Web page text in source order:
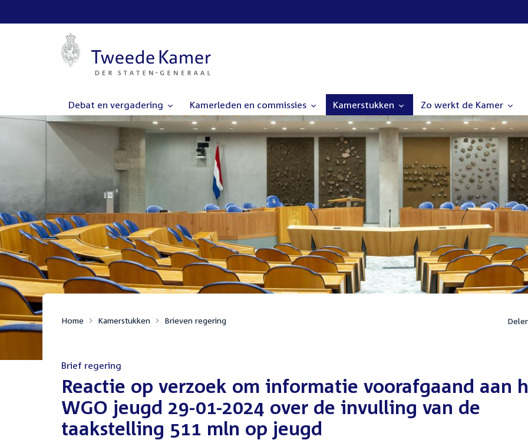
Debat en vergadering Kamerleden en commissies Kamerstukken Zo werkt de Kamer
Home Kamerstukken Brieven regering
Brief regering
:Reactie op verzoek om informatie voorafgaand aan
WGO jeugd 29-01-2024 over de invulling van de
taakstelling 511 mln op jeugd